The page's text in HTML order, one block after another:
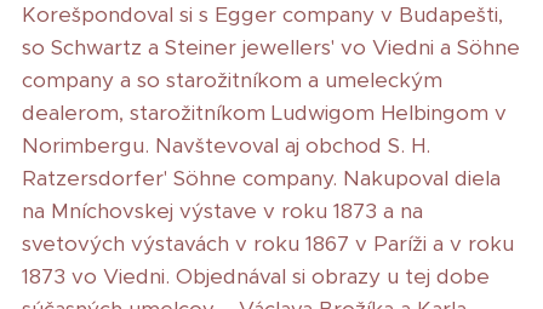
Korešpondoval si s Egger company v Budapešti,
so Schwartz a Steiner jewellers' vo Viedni a Söhne
company a so starožitníkom a umeleckým
dealerom, starožitníkom Ludwigom Helbingom v
Norimbergu. Navštevoval aj obchod S. H.
Ratzersdorfer' Söhne company. Nakupoval diela
na Mníchovskej výstave v roku 1873 a na
svetových výstavách v roku 1867 v Paríži a v roku
1873 vo Viedni. Objednával si obrazy u tej dobe